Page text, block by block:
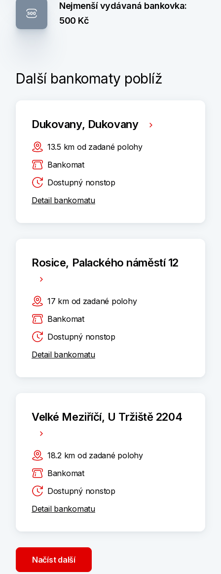
Nejmenší vydávaná bankovka:
500 Kč
Další bankomaty poblíž
Dukovany, Dukovany
13.5 km od zadané polohy
Bankomat
Dostupný nonstop
Detail bankomatu
Rosice, Palackého náměstí 12
17 km od zadané polohy
Bankomat
Dostupný nonstop
Detail bankomatu
Velké Meziříčí, U Tržiště 2204
18.2 km od zadané polohy
Bankomat
Dostupný nonstop
Detail bankomatu
Načíst další